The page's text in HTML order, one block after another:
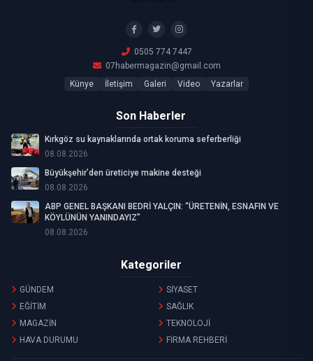
0505 774 7447
07habermagazin@gmail.com
Künye
İletişim Galeri Video Yazarlar
Son Haberler
Kırkgöz su kaynaklarında ortak koruma seferberliği
08.08.2026
Büyükşehir’den üreticiye makine desteği
08.08.2026
ABP GENEL BAŞKANI BEDRİ YALÇIN: “ÜRETENİN, ESNAFIN VE
KÖYLÜNÜN YANINDAYIZ”
08.08.2026
Kategoriler
GÜNDEM
SİYASET
EĞİTİM
SAĞLIK
MAGAZİN
TEKNOLOJİ
HAVA DURUMU
FİRMA REHBERİ